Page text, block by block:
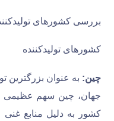
بررسی کشورهای
کشورهای تولیدکننده
چین: به عنوان بزرگترین
جهان، چین سهم عظیمی از
کشور به دلیل منابع